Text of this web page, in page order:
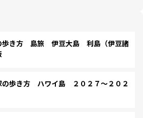
歩き方 島旅 伊豆大島 利島（伊豆諸
歩き方 ハワイ島 ２０２７～２０２